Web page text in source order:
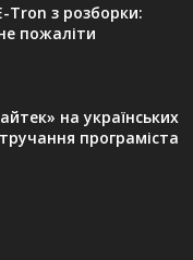
Tron з розборки:
пожаліти
на українських
програміста